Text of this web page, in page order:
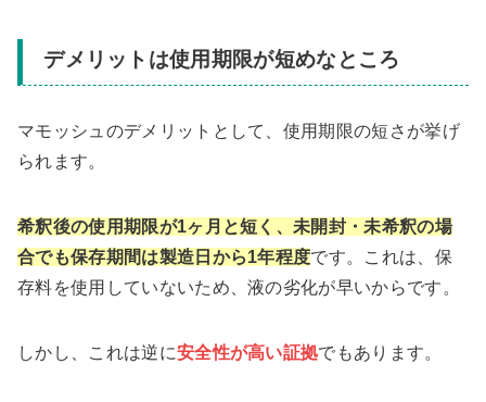
デメリットは使用期限が短めなところ
マモッシュのデメリットとして、使用期限の短さが挙げ
られます。
希釈後の使用期限が1ヶ月と短く、未開封・未希釈の場
合でも保存期間は製造日から1年程度です。これは、保
存料を使用していないため、液の劣化が早いからです。
しかし、これは逆に安全性が高い証拠でもあります。